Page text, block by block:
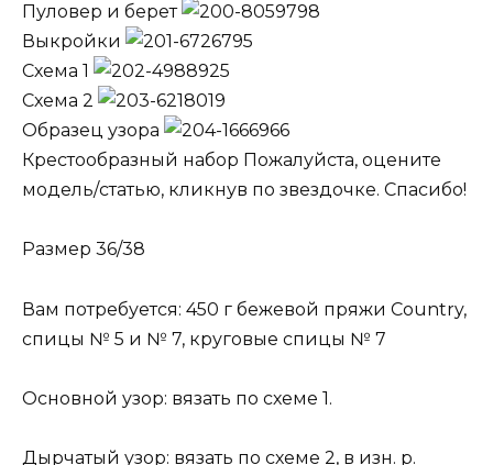
Пуловер и берет
Выкройки
Схема 1
Схема 2
Образец узора
Крестообразный набор Пожалуйста, оцените
модель/статью, кликнув по звездочке. Спасибо!
Размер 36/38
Вам потребуется: 450 г бежевой пряжи Country,
спицы № 5 и № 7, круговые спицы № 7
Основной узор: вязать по схеме 1.
Дырчатый узор: вязать по схеме 2, в изн. р.